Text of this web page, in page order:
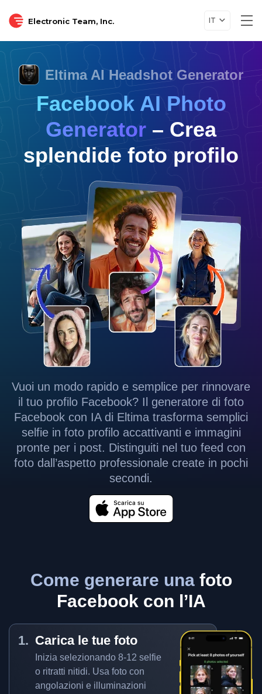
Electronic Team, Inc. IT
Eltima AI Headshot Generator
Facebook AI Photo
Generator – Crea
splendide foto profilo
Vuoi un modo rapido e semplice per rinnovare
il tuo profilo Facebook? Il generatore di foto
Facebook con IA di Eltima trasforma semplici
selfie in foto profilo accattivanti e immagini
pronte per i post. Distinguiti nel tuo feed con
foto dall’aspetto professionale create in pochi
secondi.
Come generare unafoto
Facebook con l’IA
Carica le tue foto
Inizia selezionando 8-12 selfie
o ritratti nitidi. Usa foto con
angolazioni e illuminazioni